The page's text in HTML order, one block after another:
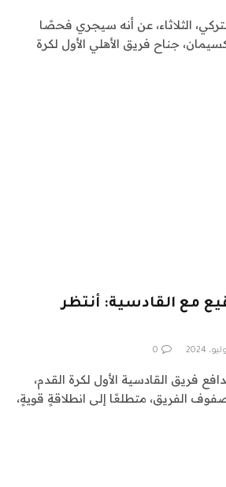
الثلاثاء، عن أنه سيجري فحصًا
جناح فريق الأهلي الأول لكرة
مع القادسية: أنتظر
0
فريق القادسية الأول لكرة القدم،
الفريق، متطلعًا إلى انطلاقةٍ قويةٍ،